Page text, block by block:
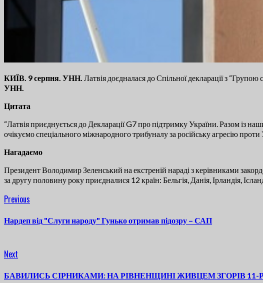
КИЇВ. 9 серпня. УНН. Латвія доєдналася до Спільної декларації з
УНН.
Цитата
“Латвія приєднується до Декларації G7 про підтримку України. Разом із
очікуємо спеціального міжнародного трибуналу за російську агресію проти
Нагадаємо
Президент Володимир Зеленський на екстреній нараді з керівниками
за другу половину року приєдналися 12 країн: Бельгія, Данія, Ірландія,
Continue
Reading
Previous
Нардеп від "Слуги народу" Гунько отримав підозру – САП
Next
БАВИЛИСЬ СІРНИКАМИ: НА РІВНЕНЩИНІ ЖИВЦЕМ ЗГОРІВ